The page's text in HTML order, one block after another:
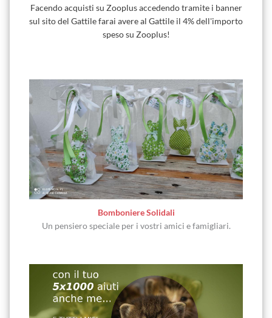
Facendo acquisti su Zooplus accedendo tramite i banner
sul sito del Gattile farai avere al Gattile il 4% dell'importo
speso su Zooplus!
Bomboniere Solidali
Un pensiero speciale per i vostri amici e famigliari.